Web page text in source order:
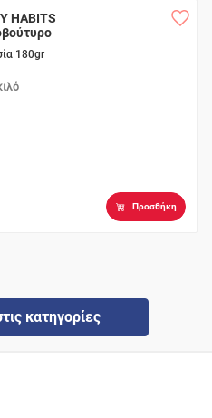
HABITS
Μέλι
180gr
Προσθήκη
κατηγορίες